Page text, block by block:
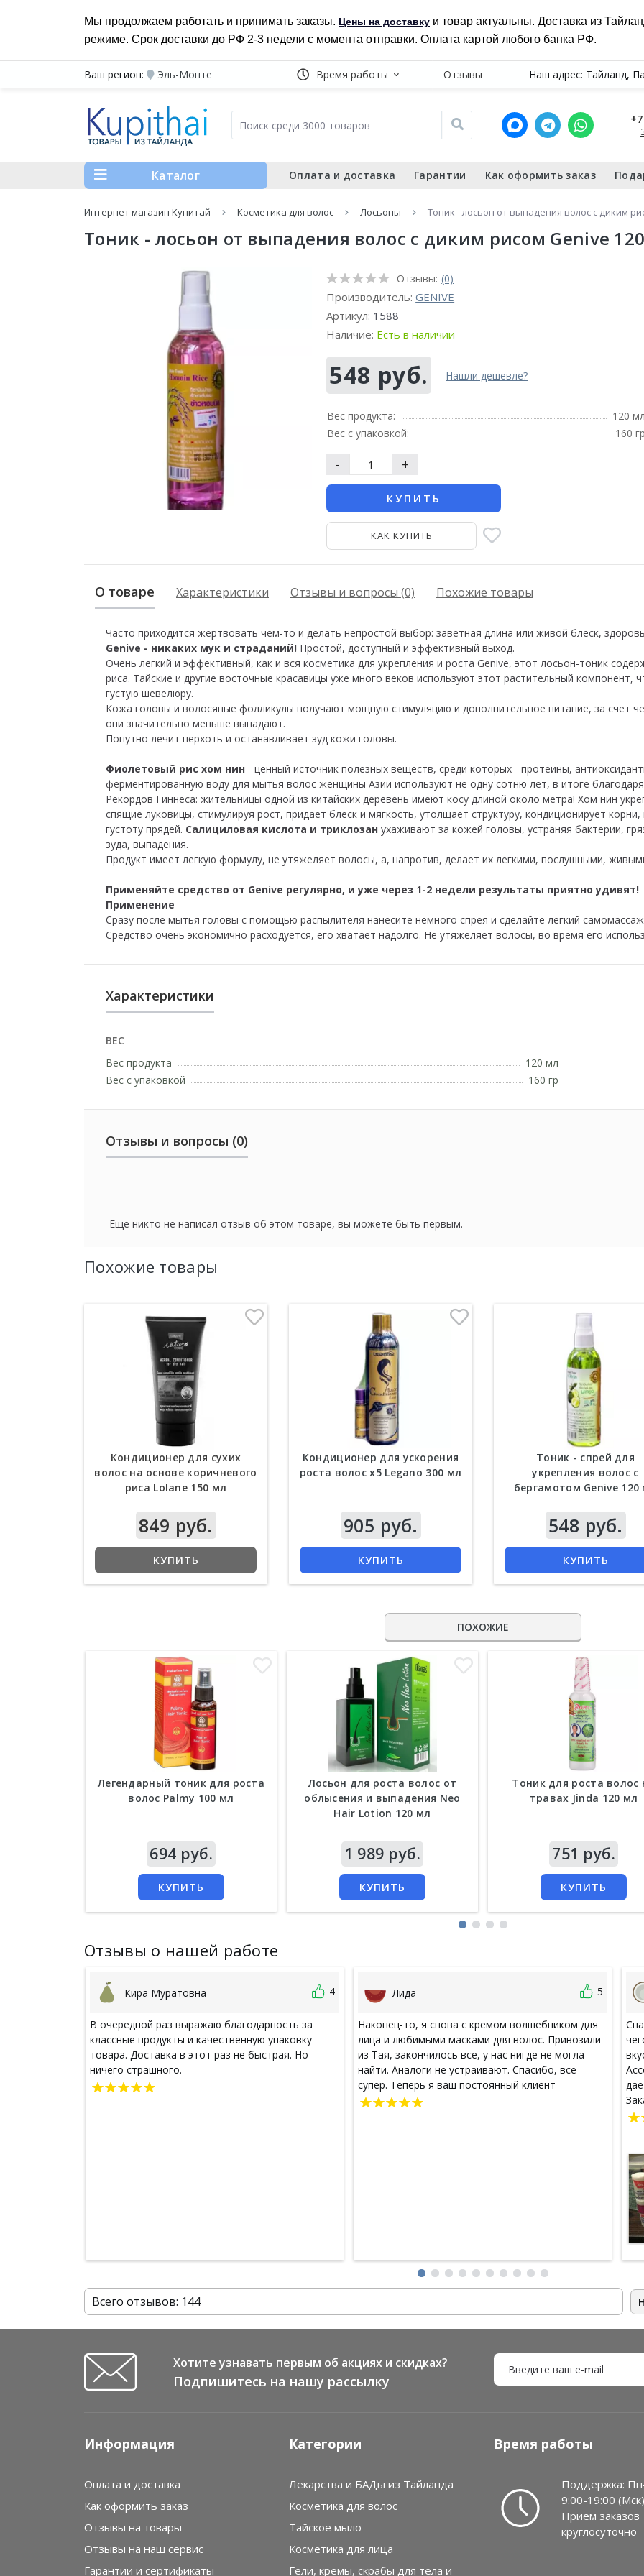
Мы продолжаем работать и принимать заказы. Цены на доставку и товар актуальны. Доставка из
режиме. Срок доставки до РФ 2-3 недели с момента отправки. Оплата картой любого банка РФ.
Ваш регион: Эль-Монте Время работы Отзывы Наш адрес: Тайланд,
Каталог Оплата и доставка Гарантии Как оформить заказ
Интернет магазин Купитай Косметика для волос Лосьоны Тоник - лосьон от выпадения волос с диким
Тоник - лосьон от выпадения волос с диким рисом Genive
Отзывы: (0)
Производитель:GENIVE
Артикул: 1588
Наличие: Есть в наличии
548 руб. Нашли дешевле?
Вес продукта:
120
Вес с упаковкой:
160
- +
КУПИТЬ
КАК КУПИТЬ
О товаре Характеристики Отзывы и вопросы (0) Похожие товары
Часто приходится жертвовать чем-то и делать непростой выбор: заветная длина или живой блеск,
Genive - никаких мук и страданий! Простой, доступный и эффективный выход.
Очень легкий и эффективный, как и вся косметика для укрепления и роста Genive, этот лосьон-тоник
риса. Тайские и другие восточные красавицы уже много веков используют этот растительный компонент,
густую шевелюру.
Кожа головы и волосяные фолликулы получают мощную стимуляцию и дополнительное питание, за счет
они значительно меньше выпадают.
Попутно лечит перхоть и останавливает зуд кожи головы.
Фиолетовый рис хом нин - ценный источник полезных веществ, среди которых - протеины,
ферментированную воду для мытья волос женщины Азии используют не одну сотню лет, в итоге
Рекордов Гиннеса: жительницы одной из китайских деревень имеют косу длиной около метра! Хом нин
спящие луковицы, стимулируя рост, придает блеск и мягкость, утолщает структуру, кондиционирует
густоту прядей. Салициловая кислота и триклозан ухаживают за кожей головы, устраняя бактерии,
зуда, выпадения.
Продукт имеет легкую формулу, не утяжеляет волосы, а, напротив, делает их легкими, послушными,
Применяйте средство от Genive регулярно, и уже через 1-2 недели результаты приятно удивят!
Применение
Сразу после мытья головы с помощью распылителя нанесите немного спрея и сделайте легкий
Средство очень экономично расходуется, его хватает надолго. Не утяжеляет волосы, во время его
Характеристики
ВЕС
Вес продукта
120 мл
Вес с упаковкой
160 гр
Отзывы и вопросы (0)
Еще никто не написал отзыв об этом товаре, вы можете быть первым.
Похожие товары
Кондиционер для сухих
волос на основе коричневого
риса Lolane 150 мл
849 руб.
КУПИТЬ
Кондиционер для ускорения
роста волос х5 Legano 300 мл
905 руб.
КУПИТЬ
Тоник - спрей для
укрепления волос с
бергамотом Genive 120
548 руб.
КУПИТЬ
ПОХОЖИЕ
Легендарный тоник для роста
волос Palmy 100 мл
694 руб.
КУПИТЬ
Лосьон для роста волос от
облысения и выпадения Neo
Hair Lotion 120 мл
1 989 руб.
КУПИТЬ
Тоник для роста волос
травах Jinda 120 мл
751 руб.
КУПИТЬ
Отзывы о нашей работе
Кира Муратовна 4
В очередной раз выражаю благодарность за
классные продукты и качественную упаковку
товара. Доставка в этот раз не быстрая. Но
ничего страшного.
Лида 5
Наконец-то, я снова с кремом волшебником для
лица и любимыми масками для волос. Привозили
из Тая, закончилось все, у нас нигде не могла
найти. Аналоги не устраивают. Спасибо, все
супер. Теперь я ваш постоянный клиент
Всего отзывов: 144
Хотите узнавать первым об акциях и скидках?
Подпишитесь на нашу рассылку
Информация
Оплата и доставка
Как оформить заказ
Отзывы на товары
Отзывы на наш сервис
Гарантии и сертификаты
Категории
Лекарства и БАДы из Тайланда
Косметика для волос
Тайское мыло
Косметика для лица
Гели, кремы, скрабы для тела и
Время работы
Поддержка:
9:00-19:00 (Мск)
Прием заказов
круглосуточно